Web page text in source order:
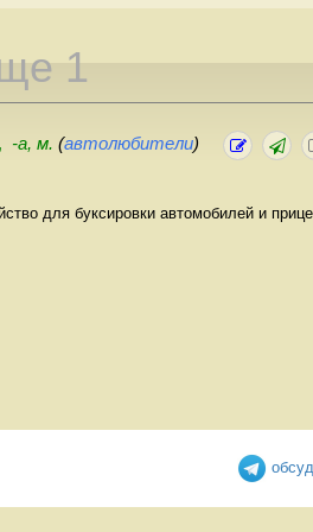
1
, -а, м. (автолюбители)
для буксировки автомобилей и